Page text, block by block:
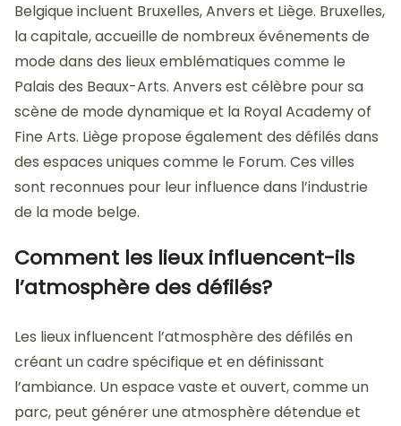
Belgique incluent Bruxelles, Anvers et Liège. Bruxelles,
la capitale, accueille de nombreux événements de
mode dans des lieux emblématiques comme le
Palais des Beaux-Arts. Anvers est célèbre pour sa
scène de mode dynamique et la Royal Academy of
Fine Arts. Liège propose également des défilés dans
des espaces uniques comme le Forum. Ces villes
sont reconnues pour leur influence dans l’industrie
de la mode belge.
Comment les lieux influencent-ils
l’atmosphère des défilés?
Les lieux influencent l’atmosphère des défilés en
créant un cadre spécifique et en définissant
l’ambiance. Un espace vaste et ouvert, comme un
parc, peut générer une atmosphère détendue et